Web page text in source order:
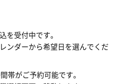
を受付中です。
ンダーから希望日を選んでくだ
帯がご予約可能です。